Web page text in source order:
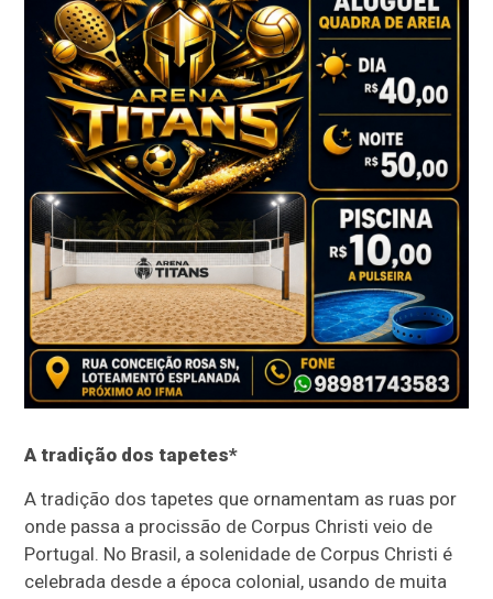
A tradição dos tapetes*
A tradição dos tapetes que ornamentam as ruas por
onde passa a procissão de Corpus Christi veio de
Portugal. No Brasil, a solenidade de Corpus Christi é
celebrada desde a época colonial, usando de muita